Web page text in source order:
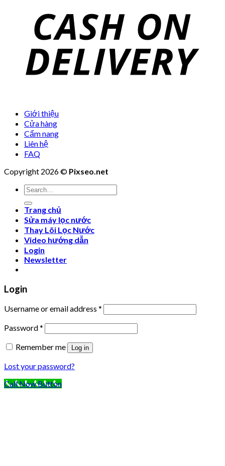
Giới thiệu
Cửa hàng
Cẩm nang
Liên hệ
FAQ
Copyright 2026 © Pixseo.net
Search
for:
Trang chủ
Sửa máy lọc nước
Thay Lõi Lọc Nước
Video hướng dẫn
Login
Newsletter
Login
Username or email address *
Password*
Remember me
Log in
Lost your password?
Call Now Button